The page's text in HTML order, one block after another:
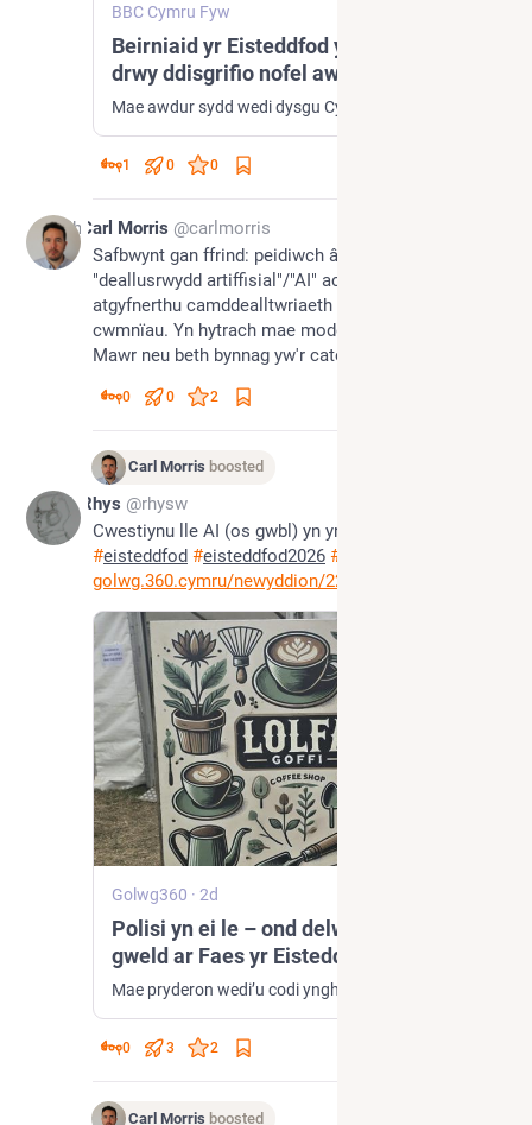
BBC Cymru Fyw
Beirniaid yr Eisteddfod yn 'sarhaus'
drwy ddisgrifio nofel awdur fel un gan
AI
1 0 0
14h Carl Morris @carlmorris
Safbwynt gan ffrind: peidiwch â ddweud
"deallusrwydd artiffisial"/"AI" achos mae hynny yn
atgyfnerthu camddealltwriaeth ac ymgyrch PR y
cwmnïau. Yn hytrach mae modd dweud Model Iaith
Mawr neu beth bynnag yw'r categori penodol.
0 0 2
Carl Morris boosted
1d Rhys @rhysw
#eisteddfod #eisteddfod2026 #
golwg.360.cymru/newyddion/2203
Golwg360 · 2d
Polisi yn ei le – ond delweddau AI i’w
gweld ar Faes yr Eisteddfod
0 3 2
Carl Morris boosted